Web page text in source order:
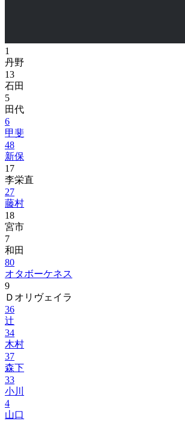
1
丹野
13
石田
5
田代
6
甲斐
48
新保
17
李栄直
27
藤村
18
宮市
7
和田
80
オタボーケネス
9
Ｄオリヴェイラ
36
辻
34
木村
37
森下
33
小川
4
山口